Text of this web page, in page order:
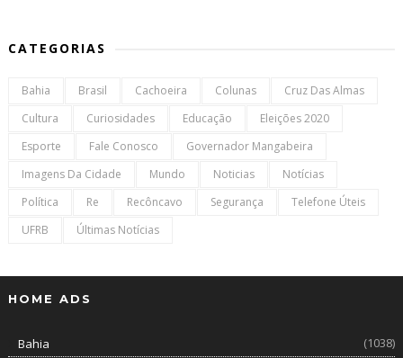
CATEGORIAS
Bahia Brasil Cachoeira Colunas
Cruz Das Almas
Cultura
Curiosidades Educação
Eleições 2020
Esporte
Fale Conosco
Governador Mangabeira
Imagens Da Cidade
Mundo Noticias
Notícias
Política
Re Recôncavo Segurança
Telefone Úteis
UFRB
Últimas Notícias
HOME ADS
Bahia
(1038)